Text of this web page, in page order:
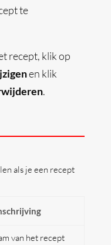
te
recept, klik op
en klik
.
als je een recept
van het recept